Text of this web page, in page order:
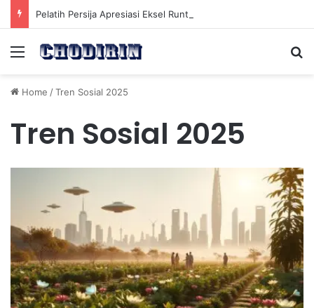
Menu
Home /Tren Sosial 2025
Tren Sosial 2025